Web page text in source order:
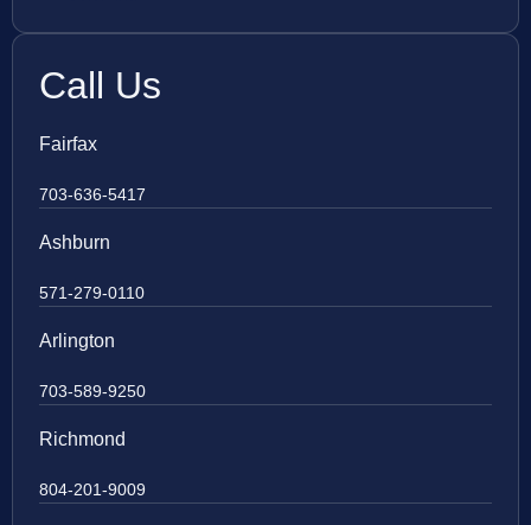
Call Us
Fairfax
703-636-5417
Ashburn
571-279-0110
Arlington
703-589-9250
Richmond
804-201-9009